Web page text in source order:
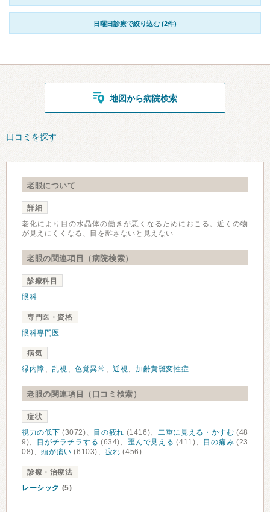
日曜日診療で絞り込む (2件)
地図から病院検索
口コミを探す
老眼について
詳細
老化により目の水晶体の働きが悪くなるためにおこる。近くの物
が見えにくくなる、目を離さないと見えない
老眼の関連項目（病院検索）
診療科目
眼科
専門医・資格
眼科専門医
病気
緑内障、乱視、色覚異常 、近視、加齢黄斑変性症
老眼の関連項目（口コミ検索）
症状
視力の低下 (3072)、 目の疲れ (1416)、 二重に見える・かすむ (48
9)、
目がチラチラする (634)、歪んで見える (411)、 目の痛み (23
08)、頭が痛い (6103)、 疲れ (456)
診療・治療法
レーシック (5)